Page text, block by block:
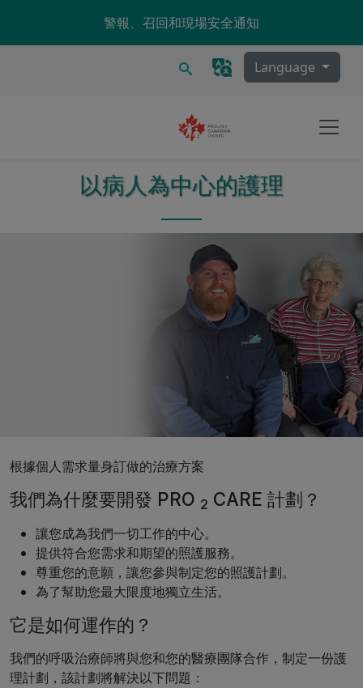
警報、召回和現場安全通知
搜尋 Language
以病人為中心的護理
根據個人需求量身訂做的治療方案
我們為什麼要開發 PRO 2 CARE 計劃？
讓您成為我們一切工作的中心。
提供符合您需求和期望的照護服務。
尊重您的意願，讓您參與制定您的照護計劃。
為了幫助您最大限度地獨立生活。
它是如何運作的？
我們的呼吸治療師將與您和您的醫療團隊合作，制定一份護
理計劃，該計劃將解決以下問題：